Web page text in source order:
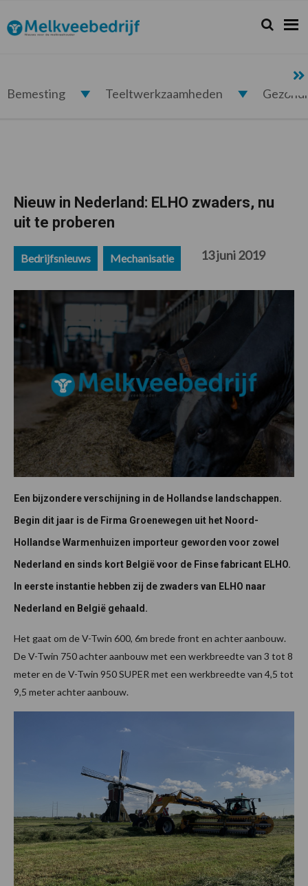
de
hoofdnavigatie
de
hoofd
de
eerste
de
voettekst
Melkveebedrijf.nl Zoeken...
Zoek
Bemesting Teeltwerkzaamheden
Nieuw in Nederland: ELHO zwaders, nu
uit te proberen
Bedrijfsnieuws Mechanisatie 13 juni 2019
Een bijzondere verschijning in de Hollandse landschappen.
Begin dit jaar is de Firma Groenewegen uit het Noord-
Hollandse Warmenhuizen importeur geworden voor zowel
Nederland en sinds kort België voor de Finse fabricant ELHO.
In eerste instantie hebben zij de zwaders van ELHO naar
Nederland en België gehaald.
Het gaat om de V-Twin 600, 6m brede front en achter aanbouw.
De V-Twin 750 achter aanbouw met een werkbreedte van 3 tot 8
meter en de V-Twin 950 SUPER met een werkbreedte van 4,5 tot
9,5 meter achter aanbouw.